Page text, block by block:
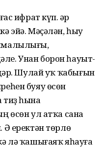
ифрат күп. Һәр
эйә. Мәҫәлән, һыу
Унан борон һауыт-
Шулай уҡ ҡабығын
буяу өсөн
тиҙ һына
өсөн ул атҡа сана
Ә еректән төрлө
лә ҡашығаяҡ яһауға